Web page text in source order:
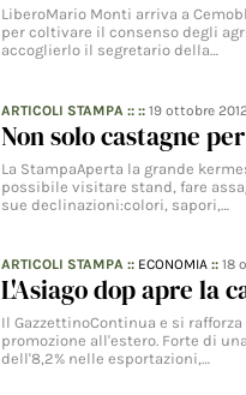
LiberoMario Monti arriva a
per coltivare il consenso degli
accoglierlo il segretario della…
ARTICOLI STAMPA :: ::19 ottobre 2012
Non solo castagne
La StampaAperta la grande
possibile visitare stand, fare
sue declinazioni:colori, sapori,…
ARTICOLI STAMPA :: ECONOMIA ::18
L'Asiago dop apre la
Il GazzettinoContinua e si
promozione all'estero. Forte di
dell'8,2% nelle esportazioni,…